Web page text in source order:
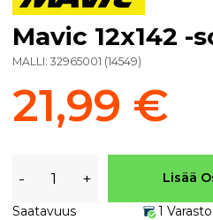
Mavic 12x142 -
MALLI: 32965001 (14549)
21,99 €
- + Lisää
Saatavuus
1